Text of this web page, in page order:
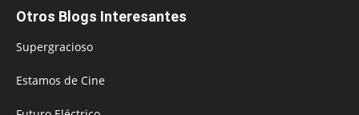
Otros Blogs Interesantes
Supergracioso
Estamos de Cine